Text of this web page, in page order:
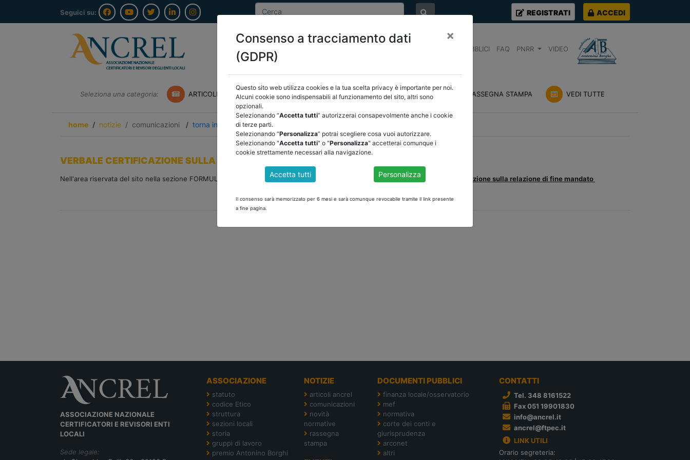
Seguici su: REGISTRATI ACCEDI
DOCUMENTI PUBBLICI FAQ PNRR VIDEO
Seleziona una categoria: ARTICOLI ANCREL COMUNICAZIONI NOVITÀ NORMATIVE RASSEGNA STAMPA VEDI TUTTE
home notizie comunicazioni / torna indietro
VERBALE CERTIFICAZIONE SULLA RELAZIONE DI FINE MANDATO
Nell'area riservata del sito nella sezione FORMULARI/ORGANO DI REVISIONE è possibile scaricare la Bozza di verbale di Certificazione sulla relazione di fine mandato
ASSOCIAZIONE NAZIONALE
CERTIFICATORI E REVISORI ENTI
LOCALI
Sede legale:
ASSOCIAZIONE
statuto
codice Etico
struttura
sezioni locali
storia
gruppi di lavoro
premio Antonino Borghi
NOTIZIE
articoli ancrel
comunicazioni
novità
normative
rassegna
stampa
DOCUMENTI PUBBLICI
finanza locale/osservatorio
mef
normativa
corte dei conti e
giurisprudenza
arconet
altri
CONTATTI
Tel. 348 8161522
Fax 051 19901830
info@ancrel.it
ancrel@ftpec.it
LINK UTILI
Orario segreteria:
Consenso a tracciamento dati
(GDPR)
×
Questo sito web utilizza cookies e la tua scelta privacy è importante per noi.
Alcuni cookie sono indispensabili al funzionamento del sito, altri sono
opzionali.
Selezionando “Accetta tutti” autorizzerai consapevolmente anche i cookie
di terze parti.
Selezionando “Personalizza” potrai scegliere cosa vuoi autorizzare.
Selezionando "Accetta tutti" o "Personalizza" accetterai comunque i
cookie strettamente necessari alla navigazione.
Accetta tutti Personalizza
Il consenso sarà memorizzato per 6 mesi e sarà comunque revocabile tramite il link presente
a fine pagina.